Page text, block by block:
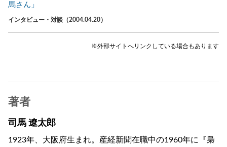
馬さん」
インタビュー・対談（2004.04.20）
※外部サイトへリンクしている場合もあります
著者
司馬 遼太郎
1923年、大阪府生まれ。産経新聞在職中の1960年に『梟